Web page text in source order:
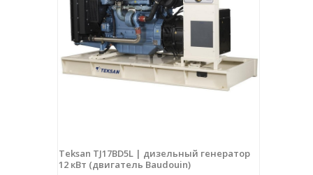
Teksan TJ17BD5L | дизельный генератор
12 кВт (двигатель Baudouin)